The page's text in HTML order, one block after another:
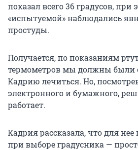
показал всего 36 градусов, при
«испытуемой» наблюдались
простуды.
Получается, по показаниям
термометров мы должны были
Кадрию лечиться. Но,
электронного и бумажного,
работает.
Кадрия рассказала, что для
при выборе градусника —